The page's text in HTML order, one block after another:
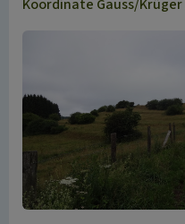
Koordinate Gauss/Krüger